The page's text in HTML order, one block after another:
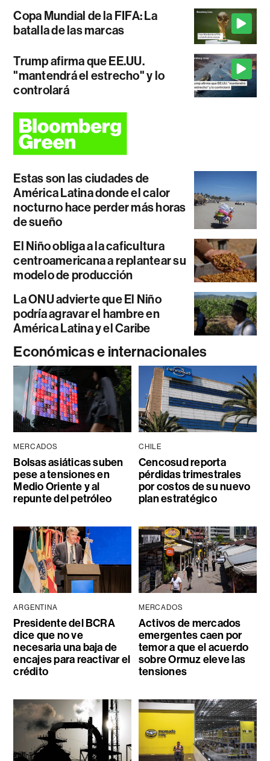
Copa Mundial de la FIFA: La
batalla de las marcas
Trump afirma que EE.UU.
"mantendrá el estrecho" y lo
controlará
Estas son las ciudades de
América Latina donde el calor
nocturno hace perder más horas
de sueño
El Niño obliga a la caficultura
centroamericana a replantear su
modelo de producción
La ONU advierte que El Niño
podría agravar el hambre en
América Latina y el Caribe
Económicas e internacionales
MERCADOS
Bolsas asiáticas suben
pese a tensiones en
Medio Oriente y al
repunte del petróleo
CHILE
Cencosud reporta
pérdidas trimestrales
por costos de su nuevo
plan estratégico
ARGENTINA
Presidente del BCRA
dice que no ve
necesaria una baja de
encajes para reactivar el
crédito
MERCADOS
Activos de mercados
emergentes caen por
temor a que el acuerdo
sobre Ormuz eleve las
tensiones